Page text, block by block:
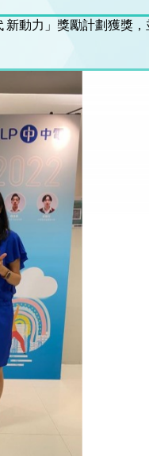
動力」獎勵計劃獲獎